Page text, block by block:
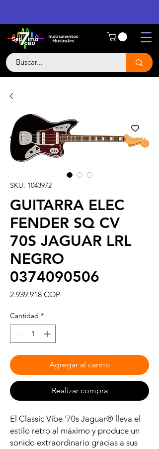
SKU: 1043972
GUITARRA ELEC
FENDER SQ CV
70S JAGUAR LRL
NEGRO
0374090506
2.939.918 COPPrecio
Cantidad *
Agregar al carrito
Realizar compra
El Classic Vibe '70s Jaguar® lleva el
estilo retro al máximo y produce un
sonido extraordinario gracias a sus